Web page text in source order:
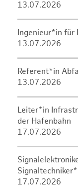
13.07.2026
Ingenieur*in für
13.07.2026
Referent*in
13.07.2026
Leiter*in
der Hafenbahn
17.07.2026
17.07.2026